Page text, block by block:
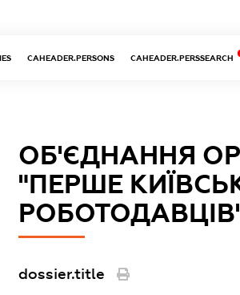
CAHEADER.PERSONS CAHEADER.PERSSEARCH
ОБ'ЄДНАННЯ
"ПЕРШЕ
dossier.title